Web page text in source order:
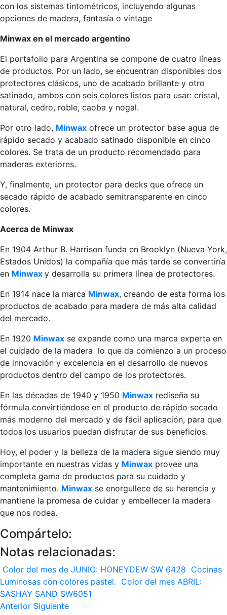
con los sistemas tintométricos, incluyendo algunas
opciones de madera, fantasía o vintage
Minwax en el mercado argentino
El portafolio para Argentina se compone de cuatro líneas
de productos. Por un lado, se encuentran disponibles dos
protectores clásicos, uno de acabado brillante y otro
satinado, ambos con seis colores listos para usar: cristal,
natural, cedro, roble, caoba y nogal.
Por otro lado, Minwax ofrece un protector base agua de
rápido secado y acabado satinado disponible en cinco
colores. Se trata de un producto recomendado para
maderas exteriores.
Y, finalmente, un protector para decks que ofrece un
secado rápido de acabado semitransparente en cinco
colores.
Acerca de Minwax
En 1904 Arthur B. Harrison funda en Brooklyn (Nueva York,
Estados Unidos) la compañía que más tarde se convertiría
en Minwax y desarrolla su primera línea de protectores.
En 1914 nace la marca Minwax, creando de esta forma los
productos de acabado para madera de más alta calidad
del mercado.
En 1920 Minwax se expande como una marca experta en
el cuidado de la madera lo que da comienzo a un proceso
de innovación y excelencia en el desarrollo de nuevos
productos dentro del campo de los protectores.
En las décadas de 1940 y 1950 Minwax rediseña su
fórmula convirtiéndose en el producto de rápido secado
más moderno del mercado y de fácil aplicación, para que
todos los usuarios puedan disfrutar de sus beneficios.
Hoy, el poder y la belleza de la madera sigue siendo muy
importante en nuestras vidas y Minwax provee una
completa gama de productos para su cuidado y
mantenimiento. Minwax se enorgullece de su herencia y
mantiene la promesa de cuidar y embellecer la madera
que nos rodea.
Compártelo:
Notas relacionadas:
Color del mes de JUNIO: HONEYDEW SW 6428 Cocinas
Luminosas con colores pastel. Color del mes ABRIL:
SASHAY SAND SW6051
Anterior Siguiente